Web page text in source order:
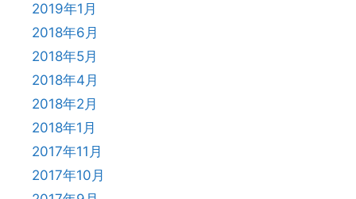
2019年1月
2018年6月
2018年5月
2018年4月
2018年2月
2018年1月
2017年11月
2017年10月